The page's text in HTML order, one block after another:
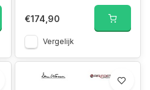
€174,90
Vergelijk